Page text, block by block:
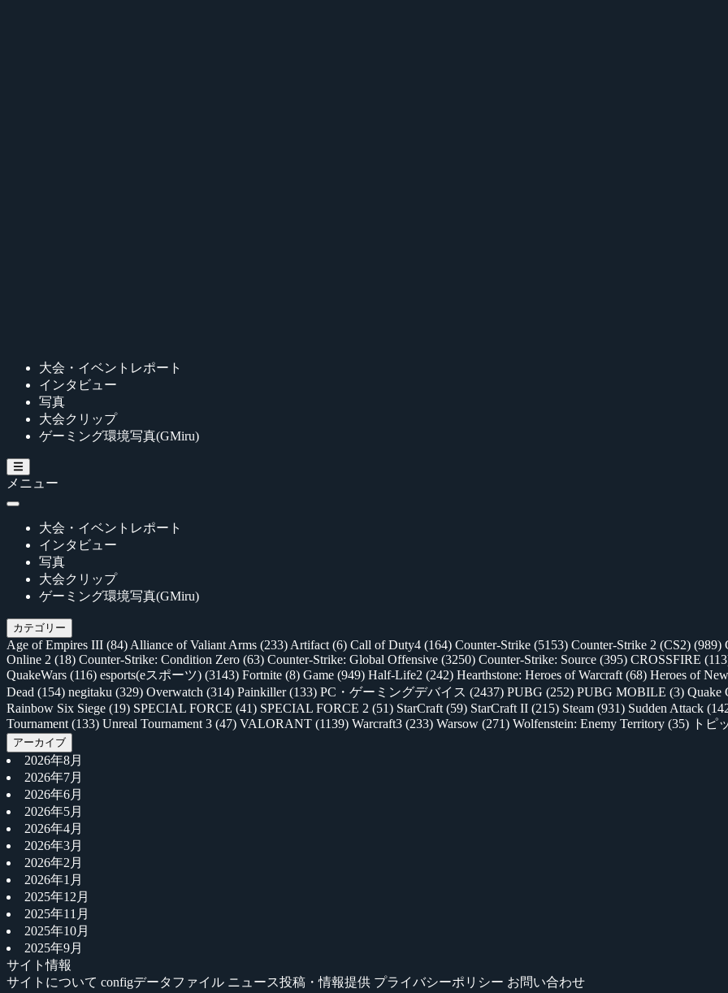
大会・イベントレポート
インタビュー
写真
大会クリップ
ゲーミング環境写真(GMiru)
メニュー
大会・イベントレポート
インタビュー
写真
大会クリップ
ゲーミング環境写真(GMiru)
カテゴリー
Age of Empires III (84) Alliance of Valiant Arms (233) Artifact (6) Call of Duty4 (164) Counter-Strike (5153) Counter-Strike 2 (CS2) (989)
Online 2 (18) Counter-Strike: Condition Zero (63) Counter-Strike: Global Offensive (3250) Counter-Strike: Source (395) CROSSFIRE
QuakeWars (116) esports(eスポーツ) (3143) Fortnite (8) Game (949) Half-Life2 (242) Hearthstone: Heroes of Warcraft (68) Heroes of
Dead (154) negitaku (329) Overwatch (314) Painkiller(133) PC・ゲーミングデバイス (2437) PUBG (252) PUBG MOBILE (3) Quake
Rainbow Six Siege (19) SPECIAL FORCE (41) SPECIAL FORCE 2 (51) StarCraft (59) StarCraft II (215) Steam (931) Sudden Attack
Tournament (133) Unreal Tournament 3 (47) VALORANT (1139) Warcraft3 (233) Warsow (271) Wolfenstein: Enemy Territory (35) トピ
アーカイブ
2026年8月
2026年7月
2026年6月
2026年5月
2026年4月
2026年3月
2026年2月
2026年1月
2025年12月
2025年11月
2025年10月
2025年9月
サイト情報
サイトについて configデータファイル ニュース投稿・情報提供 プライバシーポリシー お問い合わせ